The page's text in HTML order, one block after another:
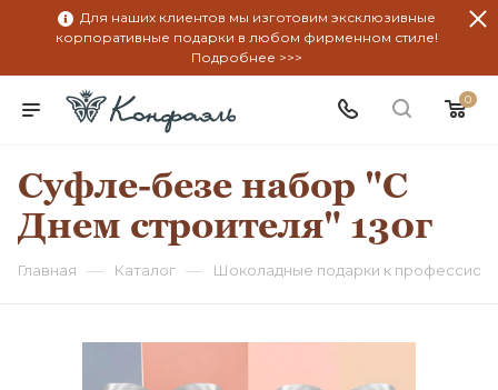
Для наших клиентов мы изготовим эксклюзивные
корпоративные подарки в любом фирменном стиле!
Подробнее >>>
0
Суфле-безе набор "С
Днем строителя" 130г
Главная — Каталог — Шоколадные подарки к